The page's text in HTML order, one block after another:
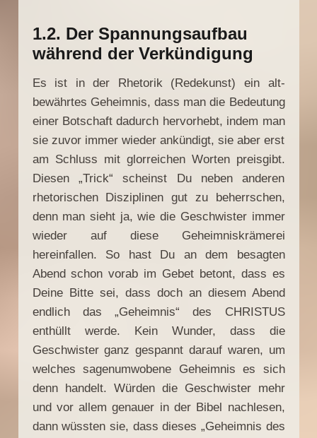
1.2. Der Spannungsaufbau
während der Verkündigung
Es ist in der Rhetorik (Redekunst) ein alt-
bewährtes Geheimnis, dass man die Bedeutung
einer Botschaft dadurch hervorhebt, indem man
sie zuvor immer wieder ankündigt, sie aber erst
am Schluss mit glorreichen Worten preisgibt.
Diesen „Trick“ scheinst Du neben anderen
rhetorischen Disziplinen gut zu beherrschen,
denn man sieht ja, wie die Geschwister immer
wieder auf diese Geheimniskrämerei
hereinfallen. So hast Du an dem besagten
Abend schon vorab im Gebet betont, dass es
Deine Bitte sei, dass doch an diesem Abend
endlich das „Geheimnis“ des CHRISTUS
enthüllt werde. Kein Wunder, dass die
Geschwister ganz gespannt darauf waren, um
welches sagenumwobene Geheimnis es sich
denn handelt. Würden die Geschwister mehr
und vor allem genauer in der Bibel nachlesen,
dann wüssten sie, dass dieses „Geheimnis des